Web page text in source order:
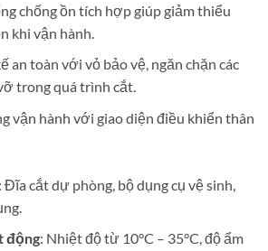
chống ồn tích hợp giúp giảm thiểu
khi vận hành.
an toàn với vỏ bảo vệ, ngăn chặn các
trong quá trình cắt.
vận hành với giao diện điều khiển thân
Đĩa cắt dự phòng, bộ dụng cụ vệ sinh,
động: Nhiệt độ từ 10°C – 35°C, độ ẩm